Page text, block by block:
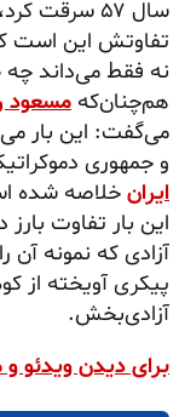
سال ۵۷
تفاوتش این است
نه فقط می‌داند چه
هم‌چنان‌که مسعود
می‌گفت: این بار
و جمهوری
ایرانخلاصه شده
این بار تفاوت
آزادی که نمونه آن
پیکری آویخته از
آزادی‌بخش.
برای دیدن ویدئو